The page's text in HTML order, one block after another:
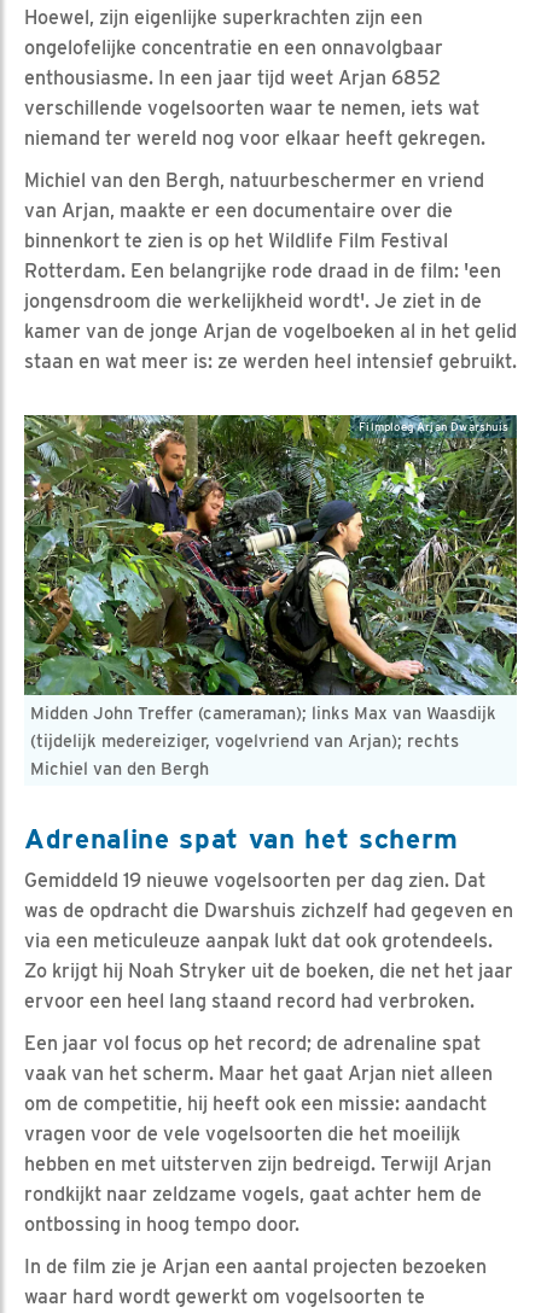
Hoewel, zijn eigenlijke superkrachten zijn een
ongelofelijke concentratie en een onnavolgbaar
enthousiasme. In een jaar tijd weet Arjan 6852
verschillende vogelsoorten waar te nemen, iets wat
niemand ter wereld nog voor elkaar heeft gekregen.
Michiel van den Bergh, natuurbeschermer en vriend
van Arjan, maakte er een documentaire over die
binnenkort te zien is op het Wildlife Film Festival
Rotterdam. Een belangrijke rode draad in de film: 'een
jongensdroom die werkelijkheid wordt'. Je ziet in de
kamer van de jonge Arjan de vogelboeken al in het gelid
staan en wat meer is: ze werden heel intensief gebruikt.
Midden John Treffer (cameraman); links Max van Waasdijk
(tijdelijk medereiziger, vogelvriend van Arjan); rechts
Michiel van den Bergh
Filmploeg Arjan Dwarshuis
Adrenaline spat van het scherm
Gemiddeld 19 nieuwe vogelsoorten per dag zien. Dat
was de opdracht die Dwarshuis zichzelf had gegeven en
via een meticuleuze aanpak lukt dat ook grotendeels.
Zo krijgt hij Noah Stryker uit de boeken, die net het jaar
ervoor een heel lang staand record had verbroken.
Een jaar vol focus op het record; de adrenaline spat
vaak van het scherm. Maar het gaat Arjan niet alleen
om de competitie, hij heeft ook een missie: aandacht
vragen voor de vele vogelsoorten die het moeilijk
hebben en met uitsterven zijn bedreigd. Terwijl Arjan
rondkijkt naar zeldzame vogels, gaat achter hem de
ontbossing in hoog tempo door.
In de film zie je Arjan een aantal projecten bezoeken
waar hard wordt gewerkt om vogelsoorten te